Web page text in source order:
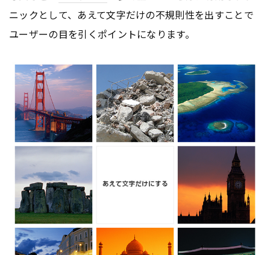
ニックとして、あえて文字だけの不規則性を出すことで
ユーザーの目を引くポイントになります。